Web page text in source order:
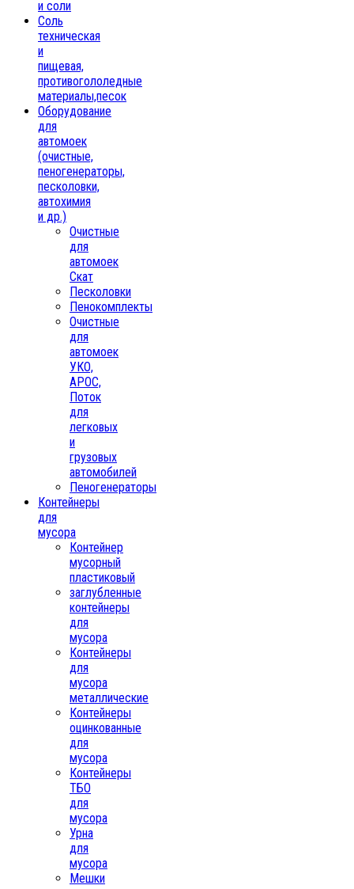
и соли
Соль
техническая
и
пищевая,
противогололедные
материалы,песок
Oборудование
для
автомоек
(очистные,
пеногенераторы,
песколовки,
автохимия
и др.)
Очистные
для
автомоек
Скат
Песколовки
Пенокомплекты
Очистные
для
автомоек
УКО,
АРОС,
Поток
для
легковых
и
грузовых
автомобилей
Пеногенераторы
Контейнеры
для
мусора
Контейнер
мусорный
пластиковый
заглубленные
контейнеры
для
мусора
Контейнеры
для
мусора
металлические
Контейнеры
оцинкованные
для
мусора
Контейнеры
ТБО
для
мусора
Урна
для
мусора
Мешки